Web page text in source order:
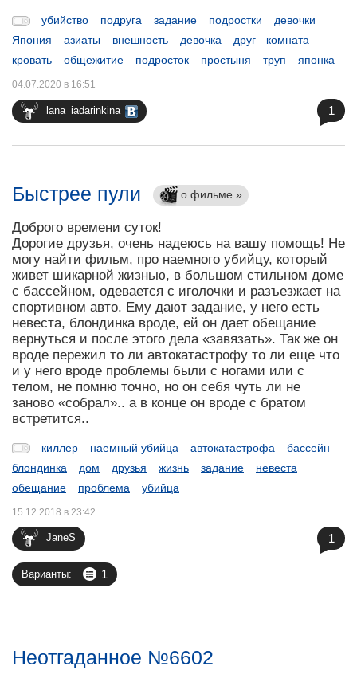
убийство подруга задание подростки
девочки
Япония
азиаты внешность девочка друг
комната
кровать
общежитие подросток простыня труп японка
lana_iadarinkina
04.07.2020 в 16:51
1
Быстрее пули о фильме »
Доброго времени суток!
Дорогие друзья, очень надеюсь на вашу помощь! Не
могу найти фильм, про наемного убийцу, который
живет шикарной жизнью, в большом стильном доме
с бассейном, одевается с иголочки и разъезжает на
спортивном авто. Ему дают задание, у него есть
невеста, блондинка вроде, ей он дает обещание
вернуться и после этого дела «завязать». Так же он
вроде пережил то ли автокатастрофу то ли еще что
и у него вроде проблемы были с ногами или с
телом, не помню точно, но он себя чуть ли не
заново «собрал».. а в конце он вроде с братом
встретится..
киллер наемный убийца автокатастрофа
бассейн
блондинка
дом друзья жизнь задание
невеста
обещание
проблема убийца
JaneS
15.12.2018 в 23:42
Варианты: 1
1
Неотгаданное №6602